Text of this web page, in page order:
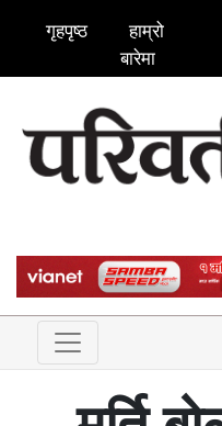
गृहपृष्ठ
हाम्रो
बारेमा